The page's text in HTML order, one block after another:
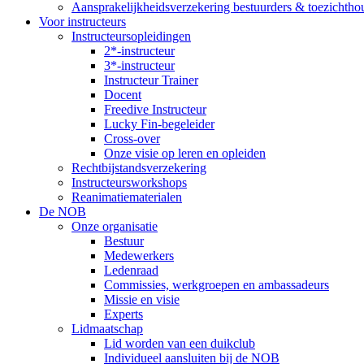
Aansprakelijkheidsverzekering bestuurders &
Voor instructeurs
Instructeursopleidingen
2*-instructeur
3*-instructeur
Instructeur Trainer
Docent
Freedive Instructeur
Lucky Fin-begeleider
Cross-over
Onze visie op leren en opleiden
Rechtbijstandsverzekering
Instructeursworkshops
Reanimatiematerialen
De NOB
Onze organisatie
Bestuur
Medewerkers
Ledenraad
Commissies, werkgroepen en ambassadeurs
Missie en visie
Experts
Lidmaatschap
Lid worden van een duikclub
Individueel aansluiten bij de NOB